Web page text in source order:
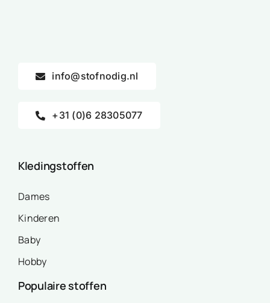
info@stofnodig.nl
+31 (0)6 28305077
Kledingstoffen
Dames
Kinderen
Baby
Hobby
Populaire stoffen